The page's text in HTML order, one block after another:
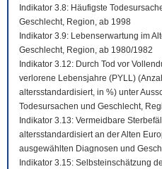
Indikator 3.8: Häufigste
Geschlecht, Region, ab 1998
Indikator 3.9: Lebenserwartung im
Geschlecht, Region, ab 1980/1982
Indikator 3.12: Durch Tod vor
verlorene Lebensjahre (PYLL)
altersstandardisiert, in %) unter
Todesursachen und Geschlecht,
Indikator 3.13: Vermeidbare
altersstandardisiert an der Alten
ausgewählten Diagnosen und
Indikator 3.15: Selbsteinschätzung